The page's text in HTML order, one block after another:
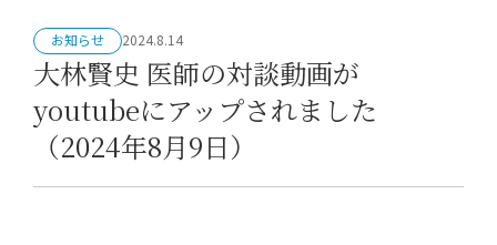
お知らせ 2024.8.14
大林賢史 医師の対談動画が
youtubeにアップされました
（2024年8月9日）